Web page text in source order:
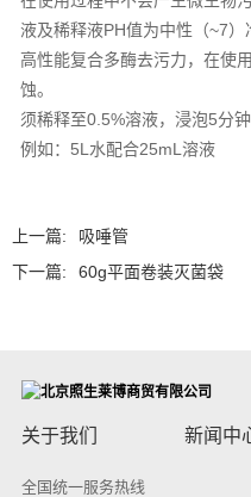
液及稀释液PH值为中性（~7）
高性能复合多酶去污力，在使
蚀。
须稀释至0.5%溶液，浸泡5分钟
例如：5L水配合25mL溶液
上一篇:
吸唾管
下一篇:
60g平面卷装灭菌袋
关于我们 新闻中
全国统一服务热线